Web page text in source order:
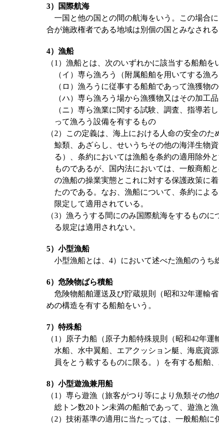
3）国際航海
一国と他の国との間の航海をいう。この場合
合が施政権者である地域は別個の国とみなされ
4）漁船
（1）漁船とは、次のいずれかに該当する船舶を
（イ）専ら漁ろう（附属船舶を用いてする漁
（ロ）漁ろうに従事する船舶であって漁獲物
（ハ）専ら漁ろう場から漁獲物又はその加工
（ニ）専ら漁業に関する試験、調査、指導若
って漁ろう設備を有するもの
（2）この定義は、海上における人命の安全の
鯨類、あざらし、せいうちその他の海洋生物
る）、条約においては漁船を条約の適用除外
ものであるが、国内法においては、一般商船
の漁船の操業実態とこれに対する保護政策に
たのである。なお、漁船について、条約によ
限定して適用されている。
（3）漁ろうする間にのみ国際航海をするもの
る規定は適用されない。
5）小型漁船
小型漁船とは、4）において述べた漁船のうち
6）危険物ばら積船
危険物船舶運送及び貯蔵規則（昭和32年運輸
めの構造を有する船舶をいう。
7）特殊船
（1）原子力船（原子力船特殊規則（昭和42年
水船、水中翼船、エアクッション艇、海底資
員をとう載するものに限る。）を有する船舶
8）小型遊漁兼用船
（1）専ら遊漁（旅客がつり等により魚類その
総トン数20トン未満の船舶であって、遊漁と
（2）技術基準の適用に当たっては、一般船舶